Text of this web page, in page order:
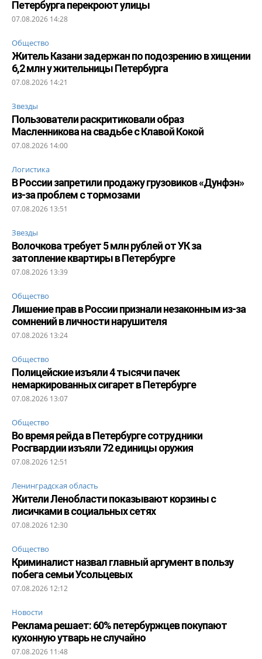
Петербурга перекроют улицы
07.08.2026 14:28
Общество
Житель Казани задержан по подозрению в хищении
6,2 млн у жительницы Петербурга
07.08.2026 14:21
Звезды
Пользователи раскритиковали образ
Масленникова на свадьбе с Клавой Кокой
07.08.2026 14:00
Логистика
В России запретили продажу грузовиков «Дунфэн»
из-за проблем с тормозами
07.08.2026 13:51
Звезды
Волочкова требует 5 млн рублей от УК за
затопление квартиры в Петербурге
07.08.2026 13:39
Общество
Лишение прав в России признали незаконным из-за
сомнений в личности нарушителя
07.08.2026 13:24
Общество
Полицейские изъяли 4 тысячи пачек
немаркированных сигарет в Петербурге
07.08.2026 13:07
Общество
Во время рейда в Петербурге сотрудники
Росгвардии изъяли 72 единицы оружия
07.08.2026 12:51
Ленинградская область
Жители Ленобласти показывают корзины с
лисичками в социальных сетях
07.08.2026 12:30
Общество
Криминалист назвал главный аргумент в пользу
побега семьи Усольцевых
07.08.2026 12:12
Новости
Реклама решает: 60% петербуржцев покупают
кухонную утварь не случайно
07.08.2026 11:48